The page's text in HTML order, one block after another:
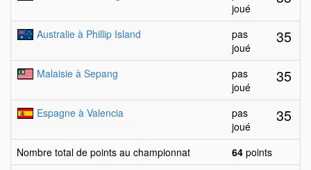
joué
Australie à Phillip Island
pas
joué
35
Malaisie à Sepang
pas
joué
35
Espagne à Valencia
pas
joué
35
Nombre total de points au championnat 64 points